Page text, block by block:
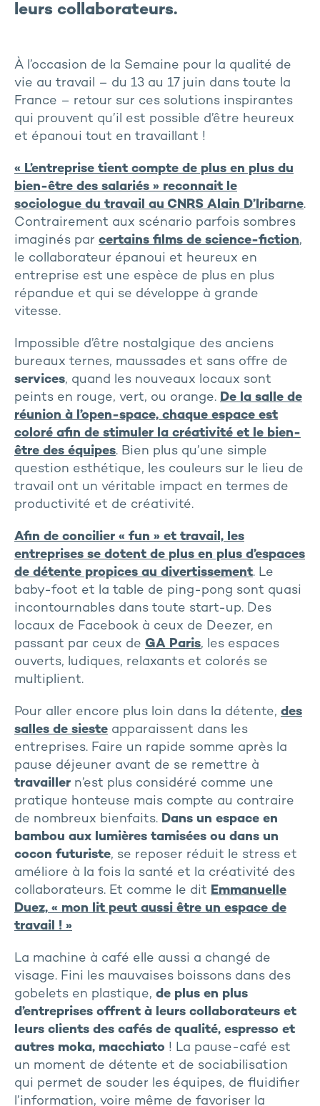
leurs collaborateurs.
À l’occasion de la Semaine pour la qualité de
vie au travail – du 13 au 17 juin dans toute la
France – retour sur ces solutions inspirantes
qui prouvent qu’il est possible d’être heureux
et épanoui tout en travaillant !
« L’entreprise tient compte de plus en plus du
bien-être des salariés » reconnait le
sociologue du travail au CNRS Alain D’Iribarne.
Contrairement aux scénario parfois sombres
imaginés par certains films de science-fiction,
le collaborateur épanoui et heureux en
entreprise est une espèce de plus en plus
répandue et qui se développe à grande
vitesse.
Impossible d’être nostalgique des anciens
bureaux ternes, maussades et sans offre de
services, quand les nouveaux locaux sont
peints en rouge, vert, ou orange. De la salle de
réunion à l’open-space, chaque espace est
coloré afin de stimuler la créativité et le bien-
être des équipes. Bien plus qu’une simple
question esthétique, les couleurs sur le lieu de
travail ont un véritable impact en termes de
productivité et de créativité.
Afin de concilier « fun » et travail, les
entreprises se dotent de plus en plus d’espaces
de détente propices au divertissement. Le
baby-foot et la table de ping-pong sont quasi
incontournables dans toute start-up. Des
locaux de Facebook à ceux de Deezer, en
passant par ceux de GA Paris, les espaces
ouverts, ludiques, relaxants et colorés se
multiplient.
Pour aller encore plus loin dans la détente, des
salles de sieste apparaissent dans les
entreprises. Faire un rapide somme après la
pause déjeuner avant de se remettre à
travailler n’est plus considéré comme une
pratique honteuse mais compte au contraire
de nombreux bienfaits. Dans un espace en
bambou aux lumières tamisées ou dans un
cocon futuriste, se reposer réduit le stress et
améliore à la fois la santé et la créativité des
collaborateurs. Et comme le dit Emmanuelle
Duez, « mon lit peut aussi être un espace de
travail ! »
La machine à café elle aussi a changé de
visage. Fini les mauvaises boissons dans des
gobelets en plastique, de plus en plus
d’entreprises offrent à leurs collaborateurs et
leurs clients des cafés de qualité, espresso et
autres moka, macchiato ! La pause-café est
un moment de détente et de sociabilisation
qui permet de souder les équipes, de fluidifier
l’information, voire même de favoriser la